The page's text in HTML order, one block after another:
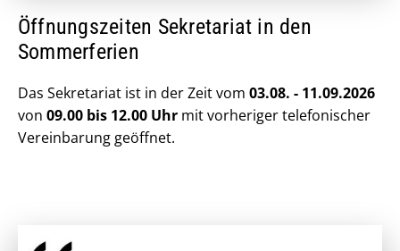
Öffnungszeiten Sekretariat in den
Sommerferien
Das Sekretariat ist in der Zeit vom 03.08. - 11.09.2026
von 09.00 bis 12.00 Uhr mit vorheriger telefonischer
Vereinbarung geöffnet.